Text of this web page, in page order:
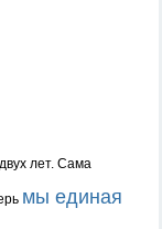
лет. Сама
мы единая